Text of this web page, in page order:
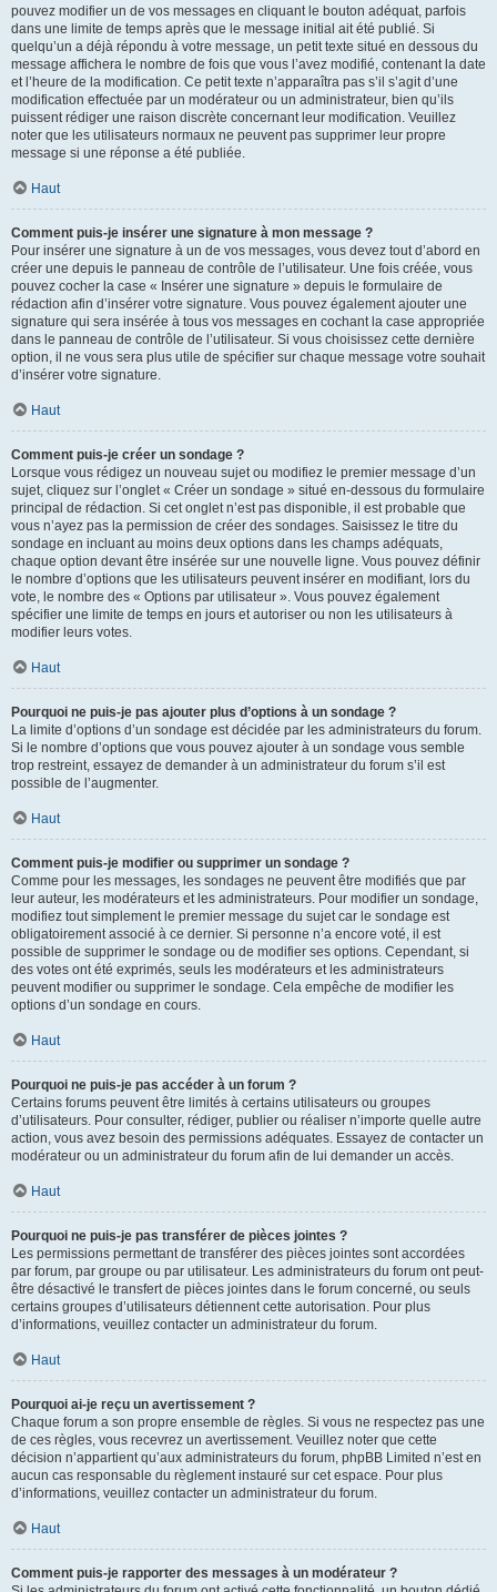
pouvez modifier un de vos messages en cliquant le bouton adéquat, parfois
dans une limite de temps après que le message initial ait été publié. Si
quelqu’un a déjà répondu à votre message, un petit texte situé en dessous du
message affichera le nombre de fois que vous l’avez modifié, contenant la date
et l’heure de la modification. Ce petit texte n’apparaîtra pas s’il s’agit d’une
modification effectuée par un modérateur ou un administrateur, bien qu’ils
puissent rédiger une raison discrète concernant leur modification. Veuillez
noter que les utilisateurs normaux ne peuvent pas supprimer leur propre
message si une réponse a été publiée.
Haut
Comment puis-je insérer une signature à mon message ?
Pour insérer une signature à un de vos messages, vous devez tout d’abord en
créer une depuis le panneau de contrôle de l’utilisateur. Une fois créée, vous
pouvez cocher la case « Insérer une signature » depuis le formulaire de
rédaction afin d’insérer votre signature. Vous pouvez également ajouter une
signature qui sera insérée à tous vos messages en cochant la case appropriée
dans le panneau de contrôle de l’utilisateur. Si vous choisissez cette dernière
option, il ne vous sera plus utile de spécifier sur chaque message votre souhait
d’insérer votre signature.
Haut
Comment puis-je créer un sondage ?
Lorsque vous rédigez un nouveau sujet ou modifiez le premier message d’un
sujet, cliquez sur l’onglet « Créer un sondage » situé en-dessous du formulaire
principal de rédaction. Si cet onglet n’est pas disponible, il est probable que
vous n’ayez pas la permission de créer des sondages. Saisissez le titre du
sondage en incluant au moins deux options dans les champs adéquats,
chaque option devant être insérée sur une nouvelle ligne. Vous pouvez définir
le nombre d’options que les utilisateurs peuvent insérer en modifiant, lors du
vote, le nombre des « Options par utilisateur ». Vous pouvez également
spécifier une limite de temps en jours et autoriser ou non les utilisateurs à
modifier leurs votes.
Haut
Pourquoi ne puis-je pas ajouter plus d’options à un sondage ?
La limite d’options d’un sondage est décidée par les administrateurs du forum.
Si le nombre d’options que vous pouvez ajouter à un sondage vous semble
trop restreint, essayez de demander à un administrateur du forum s’il est
possible de l’augmenter.
Haut
Comment puis-je modifier ou supprimer un sondage ?
Comme pour les messages, les sondages ne peuvent être modifiés que par
leur auteur, les modérateurs et les administrateurs. Pour modifier un sondage,
modifiez tout simplement le premier message du sujet car le sondage est
obligatoirement associé à ce dernier. Si personne n’a encore voté, il est
possible de supprimer le sondage ou de modifier ses options. Cependant, si
des votes ont été exprimés, seuls les modérateurs et les administrateurs
peuvent modifier ou supprimer le sondage. Cela empêche de modifier les
options d’un sondage en cours.
Haut
Pourquoi ne puis-je pas accéder à un forum ?
Certains forums peuvent être limités à certains utilisateurs ou groupes
d’utilisateurs. Pour consulter, rédiger, publier ou réaliser n’importe quelle autre
action, vous avez besoin des permissions adéquates. Essayez de contacter un
modérateur ou un administrateur du forum afin de lui demander un accès.
Haut
Pourquoi ne puis-je pas transférer de pièces jointes ?
Les permissions permettant de transférer des pièces jointes sont accordées
par forum, par groupe ou par utilisateur. Les administrateurs du forum ont peut-
être désactivé le transfert de pièces jointes dans le forum concerné, ou seuls
certains groupes d’utilisateurs détiennent cette autorisation. Pour plus
d’informations, veuillez contacter un administrateur du forum.
Haut
Pourquoi ai-je reçu un avertissement ?
Chaque forum a son propre ensemble de règles. Si vous ne respectez pas une
de ces règles, vous recevrez un avertissement. Veuillez noter que cette
décision n’appartient qu’aux administrateurs du forum, phpBB Limited n’est en
aucun cas responsable du règlement instauré sur cet espace. Pour plus
d’informations, veuillez contacter un administrateur du forum.
Haut
Comment puis-je rapporter des messages à un modérateur ?